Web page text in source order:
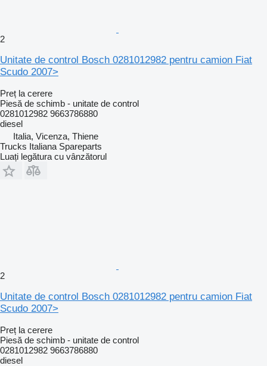
2
Unitate de control Bosch 0281012982 pentru camion Fiat
Scudo 2007>
Preț la cerere
Piesă de schimb - unitate de control
0281012982 9663786880
diesel
Italia, Vicenza, Thiene
Trucks Italiana Spareparts
Luați legătura cu vânzătorul
2
Unitate de control Bosch 0281012982 pentru camion Fiat
Scudo 2007>
Preț la cerere
Piesă de schimb - unitate de control
0281012982 9663786880
diesel